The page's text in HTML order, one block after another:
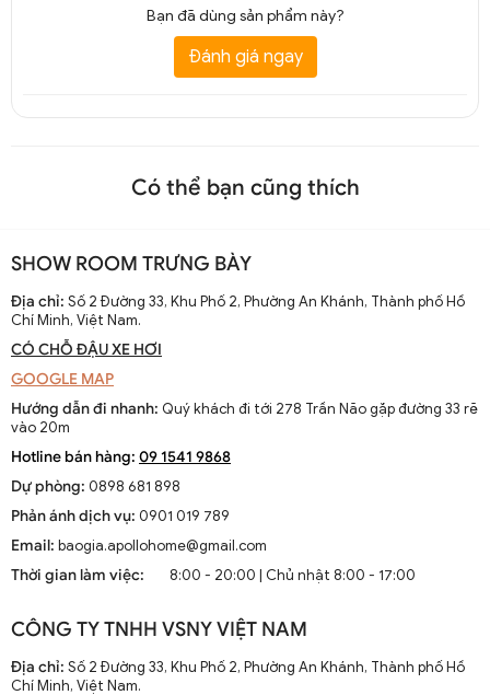
Bạn đã dùng sản phẩm này?
Đánh giá ngay
Có thể bạn cũng thích
SHOW ROOM TRƯNG BÀY
Địa chỉ: Số 2 Đường 33, Khu Phố 2, Phường An Khánh, Thành phố Hồ
Chí Minh, Việt Nam.
CÓ CHỖ ĐẬU XE HƠI
GOOGLE MAP
Hướng dẫn đi nhanh: Quý khách đi tới 278 Trần Não gặp đường 33 rẽ
vào 20m
Hotline bán hàng: 09 1541 9868
Dự phòng: 0898 681 898
Phản ánh dịch vụ: 0901 019 789
Email: baogia.apollohome@gmail.com
Thời gian làm việc:
8:00 - 20:00 | Chủ nhật 8:00 - 17:00
CÔNG TY TNHH VSNY VIỆT NAM
Địa chỉ: Số 2 Đường 33, Khu Phố 2, Phường An Khánh, Thành phố Hồ
Chí Minh, Việt Nam.